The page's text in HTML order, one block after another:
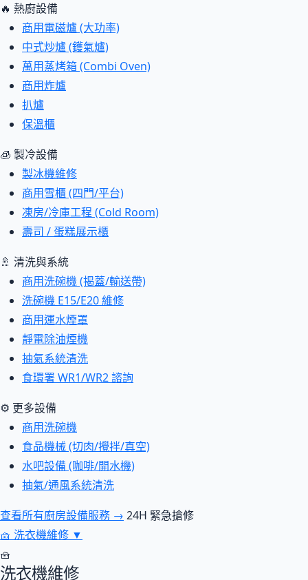
🔥 熱廚設備
商用電磁爐 (大功率)
中式炒爐 (鑊氣爐)
萬用蒸烤箱 (Combi Oven)
商用炸爐
扒爐
保溫櫃
🧊 製冷設備
製冰機維修
商用雪櫃 (四門/平台)
凍房/冷庫工程 (Cold Room)
壽司 / 蛋糕展示櫃
🚿 清洗與系統
商用洗碗機 (揭蓋/輸送帶)
洗碗機 E15/E20 維修
商用運水煙罩
靜電除油煙機
抽氣系統清洗
食環署 WR1/WR2 諮詢
⚙ 更多設備
商用洗碗機
食品機械 (切肉/攪拌/真空)
水吧設備 (咖啡/開水機)
抽氣/通風系統清洗
查看所有廚房設備服務 → 24H 緊急搶修
🧺 洗衣機維修 ▼
🧺
洗衣機維修